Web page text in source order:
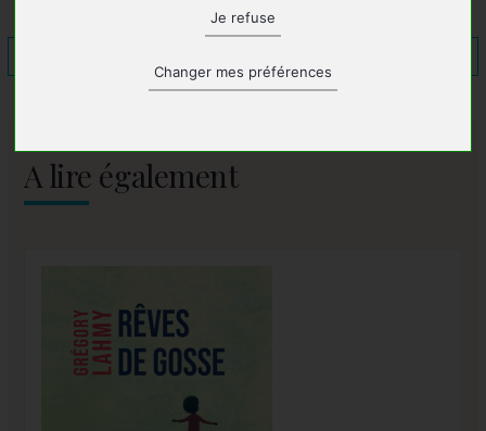
Je refuse
Changer mes préférences
A lire également